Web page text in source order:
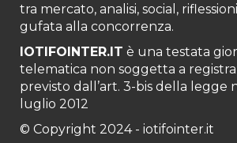
tra mercato, analisi, social,
gufata alla concorrenza.
IOTIFOINTER.IT è una testata
telematica non soggetta a
previsto dall’art. 3-bis della legge
luglio 2012
© Copyright 2024 - iotifointer.it